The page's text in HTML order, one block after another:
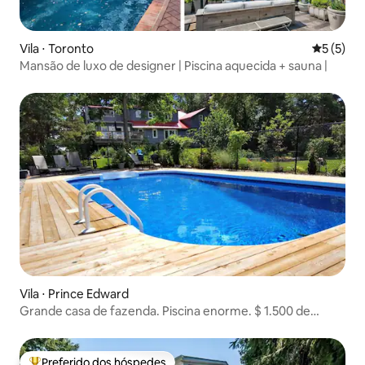
Vila ⋅ Toronto 5 de
5 (5)
Mansão de luxo de designer | Piscina aquecida + sauna |
Vila ⋅ Prince Edward
Grande casa de fazenda. Piscina enorme. $ 1.500 de